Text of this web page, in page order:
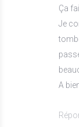
Ça
Je
A